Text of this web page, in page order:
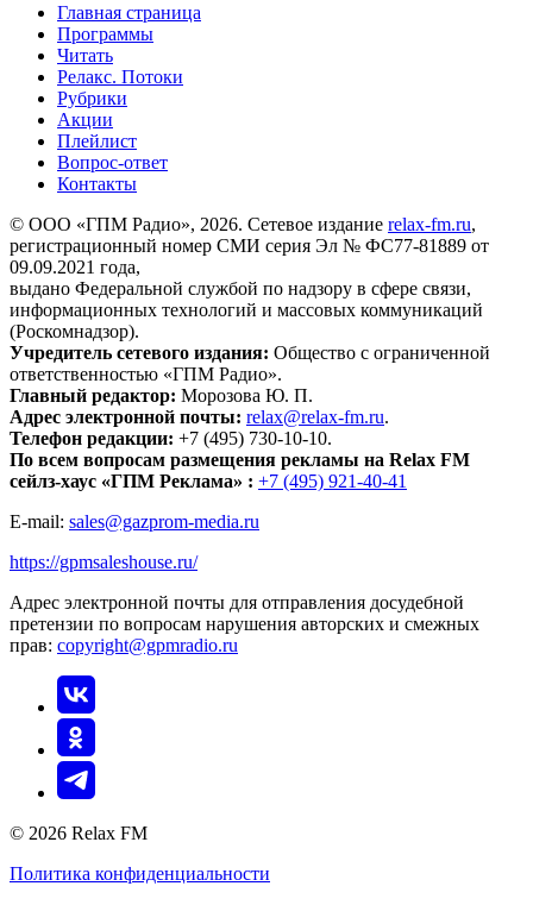
Главная страница
Программы
Читать
Релакс. Потоки
Рубрики
Акции
Плейлист
Вопрос-ответ
Контакты
© ООО «ГПМ Радио», 2026. Сетевое издание relax-fm.ru,
регистрационный номер СМИ серия Эл № ФС77-81889 от
09.09.2021 года,
выдано Федеральной службой по надзору в сфере связи,
информационных технологий и массовых коммуникаций
(Роскомнадзор).
Учредитель сетевого издания: Общество с ограниченной
ответственностью «ГПМ Радио».
Главный редактор: Морозова Ю. П.
Адрес электронной почты: relax@relax-fm.ru.
Телефон редакции: +7 (495) 730-10-10.
По всем вопросам размещения рекламы на Relax FM
сейлз-хаус «ГПМ Реклама» : +7 (495) 921-40-41
E-mail: sales@gazprom-media.ru
https://gpmsaleshouse.ru/
Адрес электронной почты для отправления досудебной
претензии по вопросам нарушения авторских и смежных
прав: copyright@gpmradio.ru
© 2026 Relax FM
Политика конфиденциальности